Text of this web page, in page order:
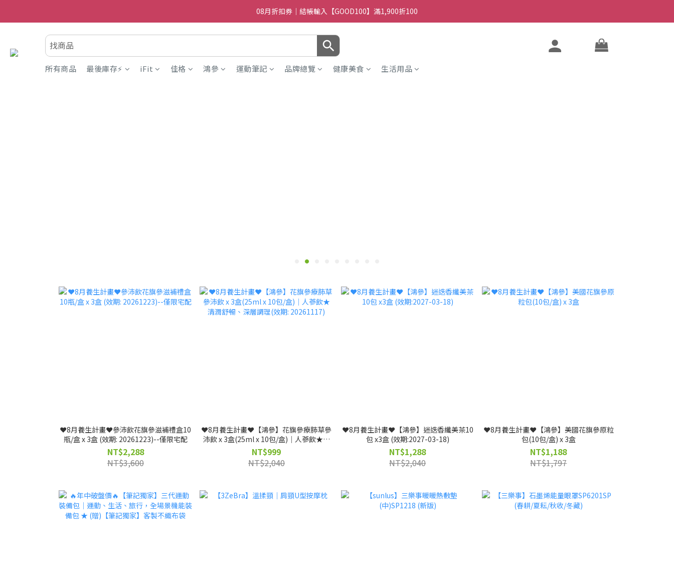
08月折扣券｜結帳輸入【GOOD100】滿1,900折100
08月折扣券｜結帳輸入【GOOD100】滿1,900折100
08月折扣券｜結帳輸入【GOOD250】滿2,500折200
08月折扣券｜結帳輸入【GOOD100】滿1,900折100
所有商品 最後庫存⚡ iFit 佳格 鴻參 運動筆記 品牌總覽 健康美食 生活用品
❤️8月養生計畫❤️參沛飲花旗參滋補禮盒10
瓶/盒 x 3盒 (效期: 20261223)--僅限宅配
NT$2,288
NT$3,600
❤️8月養生計畫❤️【鴻參】花旗參療肺草參
沛飲 x 3盒(25ml x 10包/盒)｜人蔘飲★清
潤舒暢、深層調理(效期: 20261117)
NT$999
NT$2,040
❤️8月養生計畫❤️【鴻參】迷迭香纖美茶10
包 x3盒 (效期:2027-03-18)
NT$1,288
NT$2,040
❤️8月養生計畫❤️【鴻參】美國花旗參原粒
包(10包/盒) x 3盒
NT$1,188
NT$1,797